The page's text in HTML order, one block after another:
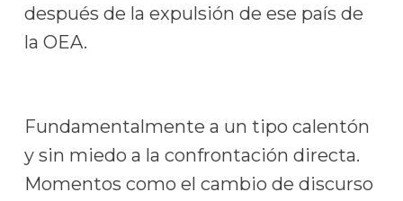
después de la expulsión de ese país de
la OEA.
Fundamentalmente a un tipo calentón
y sin miedo a la confrontación directa.
Momentos como el cambio de discurso